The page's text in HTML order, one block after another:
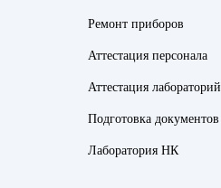
Ремонт приборов
Аттестация персонала
Аттестация лабораторий
Подготовка документов
Лаборатория НК